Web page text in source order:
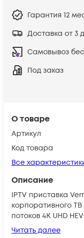
О товаре
Артикул
Код товара
Все
Описание
IPTV приставка
корпоративного
потоков 4K UHD
Читать далее
Гарантия 12
Доставка от 3
Самовывоз
Под заказ